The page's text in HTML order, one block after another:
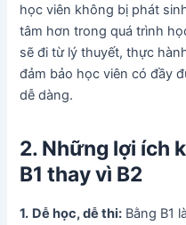
học viên không bị phát
tâm hơn trong quá trình
sẽ đi từ lý thuyết, thực
đảm bảo học viên có đầy
dễ dàng.
2. Những lợi ích
B1 thay vì B2
1. Dễ học, dễ thi: Bằng B1